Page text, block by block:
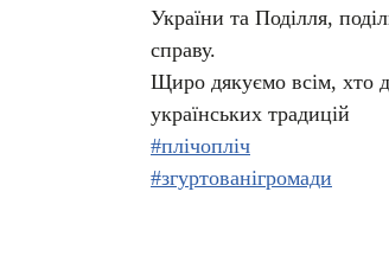
України та Поділля,
справу.
Щиро дякуємо всім, хто
українських традицій
#плічопліч
#згуртованігромади